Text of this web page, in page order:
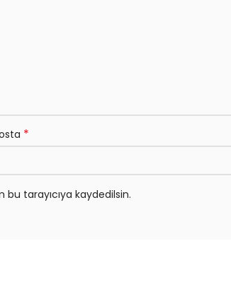
*
tarayıcıya kaydedilsin.